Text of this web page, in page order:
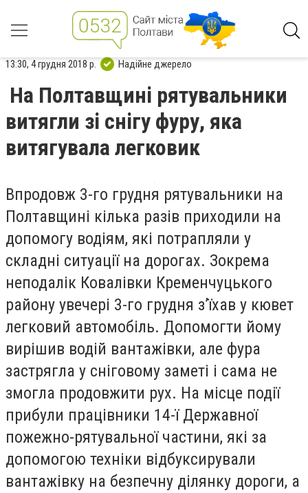
13:30, 4 грудня 2018 р. Надійне джерело
На Полтавщині рятувальники
витягли зі снігу фуру, яка
витягувала легковик
Впродовж 3-го грудня рятувальники на
Полтавщині кілька разів приходили на
допомогу водіям, які потрапляли у
складні ситуації на дорогах. Зокрема
неподалік Ковалівки Кременчуцького
району увечері 3-го грудня з’їхав у кювет
легковий автомобіль. Допомогти йому
вирішив водій вантажівки, але фура
застрягла у сніговому заметі і сама не
змогла продовжити рух. На місце події
прибули працівники 14-ї Державної
пожежно-рятувальної частини, які за
допомогою техніки відбуксирували
вантажівку на безпечну ділянку дороги, а